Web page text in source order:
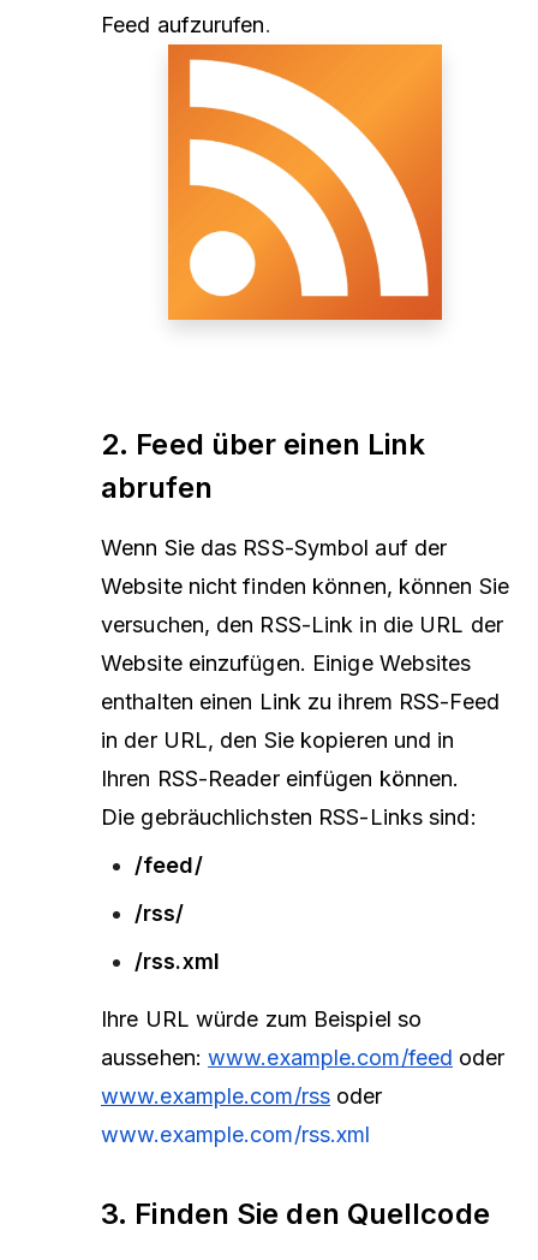
Feed aufzurufen.
2. Feed über einen Link
abrufen
Wenn Sie das RSS-Symbol auf der
Website nicht finden können, können Sie
versuchen, den RSS-Link in die URL der
Website einzufügen. Einige Websites
enthalten einen Link zu ihrem RSS-Feed
in der URL, den Sie kopieren und in
Ihren RSS-Reader einfügen können.
Die gebräuchlichsten RSS-Links sind:
/feed/
/rss/
/rss.xml
Ihre URL würde zum Beispiel so
aussehen: www.example.com/feed oder
www.example.com/rssoder
www.example.com/rss.xml
3. Finden Sie den Quellcode